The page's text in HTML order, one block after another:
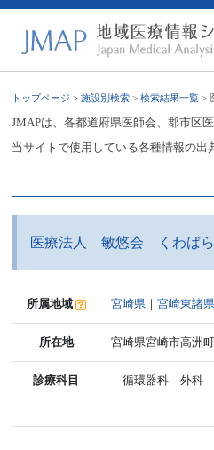
トップページ >施設別検索 >検索結果一覧 >
JMAPは、各都道府県医師会、郡市区
当サイトで使用している各種情報の出
医療法人 敏悠会 くわば
所属地域 宮崎県 ｜宮崎東諸
所在地 宮崎県宮崎市高洲
診療科目 循環器科 外科